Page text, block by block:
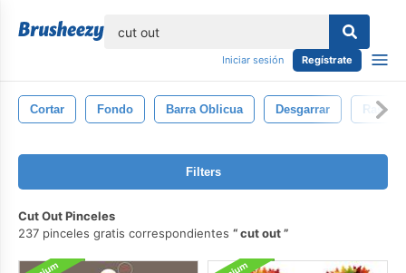
Iniciar sesión Regístrate
Cortar Fondo Barra Oblicua Desgarrar
Filters
Cut Out Pinceles
237 pinceles gratis correspondientes
cut out